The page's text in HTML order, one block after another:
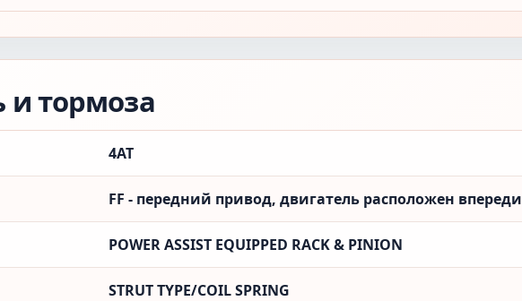
и тормоза
4AT
FF - передний привод, двигатель расположен впереди
POWER ASSIST EQUIPPED RACK & PINION
STRUT TYPE/COIL SPRING